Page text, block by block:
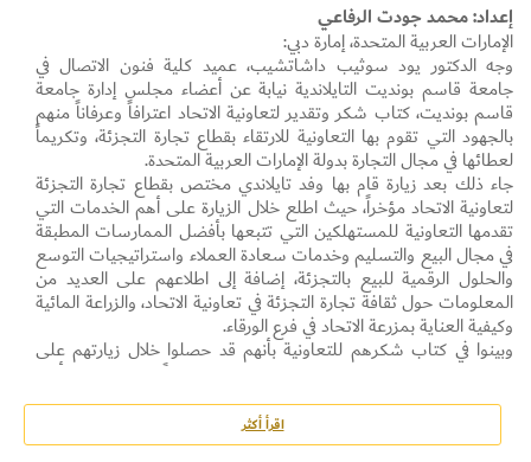
إعداد: محمد جودت الرفاعي
الإمارات العربية المتحدة، إمارة دبي:
وجه الدكتور يود سوثيب داشاتشيب، عميد كلية فنون الاتصال في
جامعة قاسم بونديت التايلاندية نيابة عن أعضاء مجلس إدارة جامعة
قاسم بونديت، كتاب شكر وتقدير لتعاونية الاتحاد اعترافاً وعرفاناً منهم
بالجهود التي تقوم بها التعاونية للارتقاء بقطاع تجارة التجزئة، وتكريماً
لعطائها في مجال التجارة بدولة الإمارات العربية المتحدة.
جاء ذلك بعد زيارة قام بها وفد تايلاندي مختص بقطاع تجارة التجزئة
لتعاونية الاتحاد مؤخراً، حيث اطلع خلال الزيارة على أهم الخدمات التي
تقدمها التعاونية للمستهلكين التي تتبعها بأفضل الممارسات المطبقة
في مجال البيع والتسليم وخدمات سعادة العملاء واستراتيجيات التوسع
والحلول الرقمية للبيع بالتجزئة، إضافة إلى اطلاعهم على العديد من
المعلومات حول ثقافة تجارة التجزئة في تعاونية الاتحاد، والزراعة المائية
وكيفية العناية بمزرعة الاتحاد في فرع الورقاء.
وبينوا في كتاب شكرهم للتعاونية بأنهم قد حصلوا خلال زيارتهم على
معلومات مفيدة سيعملون على تطبيقها مستقبلاً، مشيرين إلى أنهم
على استعداد كامل للتعاون مع التعاونية في مجال ممارسة الأعمال
وأعربوا في كتابهم عن سعادتهم لما وجدوه من حفاوة استقبال خلال
اقرأ أكثر